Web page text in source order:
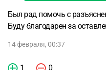
Был рад помочь с
Буду благодарен за
14 февраля, 00:37
1 0